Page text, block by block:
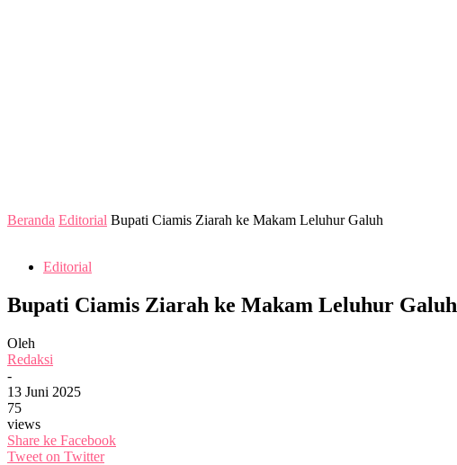
Beranda Editorial Bupati Ciamis Ziarah ke Makam Leluhur Galuh
Editorial
Bupati Ciamis Ziarah ke Makam Leluhur Galuh
Oleh
Redaksi
-
13 Juni 2025
75
views
Share ke Facebook
Tweet on Twitter